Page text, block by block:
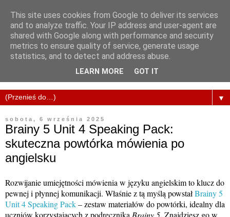
▼
sobota, 6 września 2025
Brainy 5 Unit 4 Speaking Pack:
skuteczna powtórka mówienia po
angielsku
Rozwijanie umiejętności mówienia w języku angielskim to klucz do
pewnej i płynnej komunikacji. Właśnie z tą myślą powstałBrainy 5
Unit 4 Speaking Pack– zestaw materiałów do powtórki, idealny dla
uczniów korzystających z podręcznika Brainy 5. Znajdziesz go w
This site uses cookies from Google to deliver its services
and to analyze traffic. Your IP address and user-agent are
shared with Google along with performance and security
metrics to ensure quality of service, generate usage
statistics, and to detect and address abuse.
LEARN MORE GOT IT